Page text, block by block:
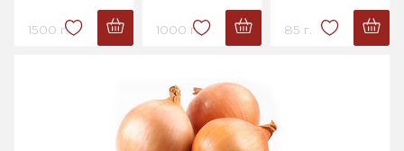
1500 г. 1000 г. 85 г.